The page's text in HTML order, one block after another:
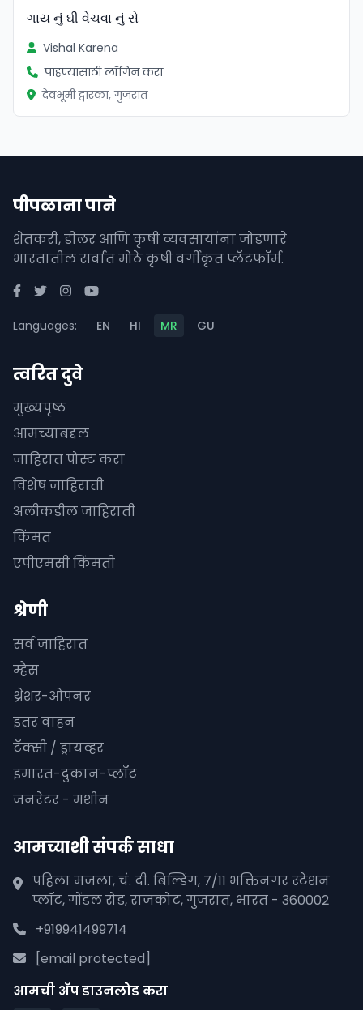
ગાય નું ઘી વેચવા નું સે
Vishal Karena
पाहण्यासाठी लॉगिन करा
देवभूमी द्वारका, गुजरात
पीपळाना पाने
शेतकरी, डीलर आणि कृषी व्यवसायांना जोडणारे
भारतातील सर्वात मोठे कृषी वर्गीकृत प्लॅटफॉर्म.
Languages: EN HI MR GU
त्वरित दुवे
मुख्यपृष्ठ
आमच्याबद्दल
जाहिरात पोस्ट करा
विशेष जाहिराती
अलीकडील जाहिराती
किंमत
एपीएमसी किंमती
श्रेणी
सर्व जाहिरात
म्हैस
थ्रेशर-ओपनर
इतर वाहन
टॅक्सी / ड्रायव्हर
इमारत-दुकान-प्लॉट
जनरेटर - मशीन
आमच्याशी संपर्क साधा
पहिला मजला, चं. दी. बिल्डिंग, 7/11 भक्तिनगर स्टेशन
प्लॉट, गोंडल रोड, राजकोट, गुजरात, भारत - 360002
+919941499714
[email protected]
आमची अ‍ॅप डाउनलोड करा